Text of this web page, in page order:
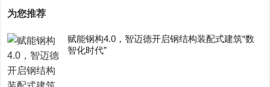
为您推荐
赋能钢构4.0，智迈德开启钢结构装配式建筑“数
智化时代”